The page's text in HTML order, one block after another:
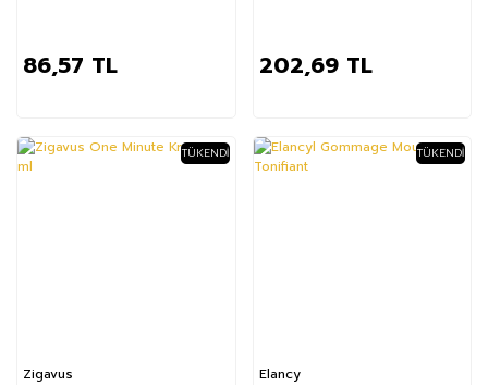
86,57 TL 202,69 TL
TÜKENDI
Zigavus
TÜKENDI
Elancy